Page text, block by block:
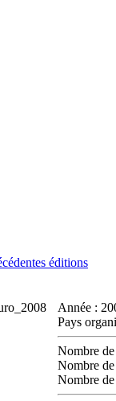
Année :
Pays
Nombre
Nombre
Nombre